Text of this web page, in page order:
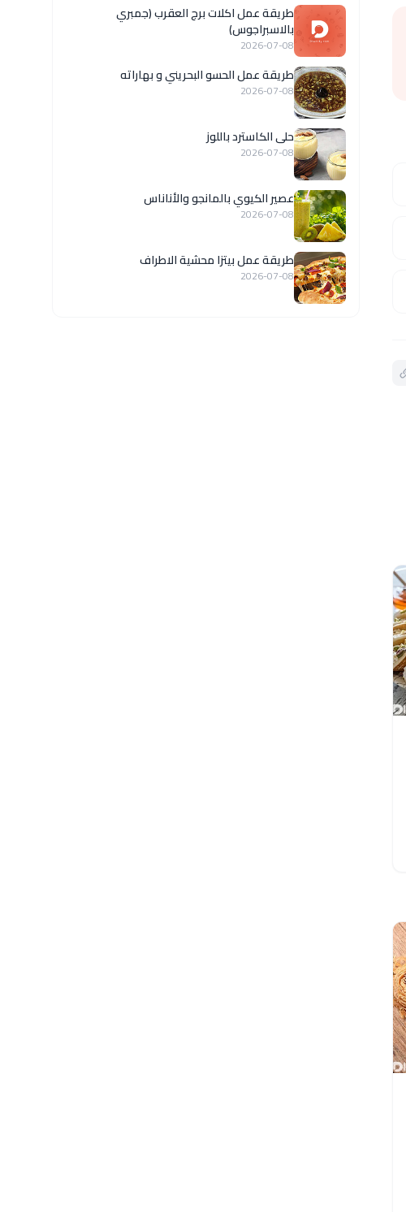
طريقة عمل اكلات برج العقرب (جمبري
بالاسبراجوس)
2026-07-08
طريقة عمل الحسو البحريني و بهاراته
2026-07-08
حلى الكاسترد باللوز
2026-07-08
عصير الكيوي بالمانجو والأناناس
2026-07-08
طريقة عمل بيتزا محشية الاطراف
2026-07-08